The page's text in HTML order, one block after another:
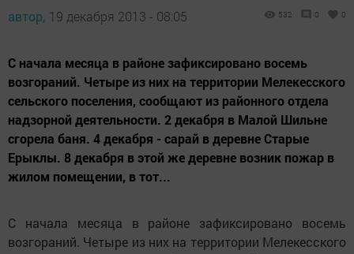
автор, 19 декабря 2013 - 08:05 532 0 0
С начала месяца в районе зафиксировано восемь
возгораний. Четыре из них на территории Мелекесского
сельского поселения, сообщают из районного отдела
надзорной деятельности. 2 декабря в Малой Шильне
сгорела баня. 4 декабря - сарай в деревне Старые
Ерыклы. 8 декабря в этой же деревне возник пожар в
жилом помещении, в тот...
С начала месяца в районе зафиксировано восемь
возгораний. Четыре из них на территории Мелекесского